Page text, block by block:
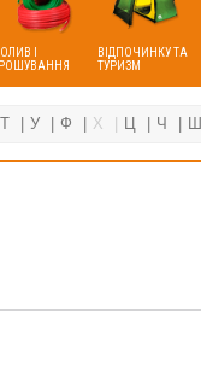
І
ВІДПОЧИНКУ ТА
ТУРИЗМ
Т У Ф Х Ц Ч Ш